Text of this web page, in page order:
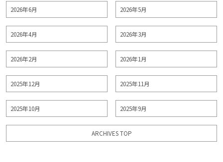
2026年6月 2026年5月
2026年4月 2026年3月
2026年2月 2026年1月
2025年12月 2025年11月
2025年10月 2025年9月
ARCHIVES TOP